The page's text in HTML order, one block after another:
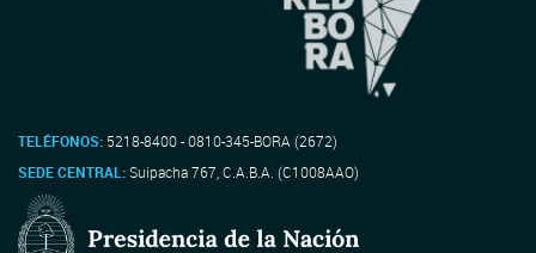
TELÉFONOS: 5218-8400 - 0810-345-BORA (2672)
SEDE CENTRAL:Suipacha 767, C.A.B.A. (C1008AAO)